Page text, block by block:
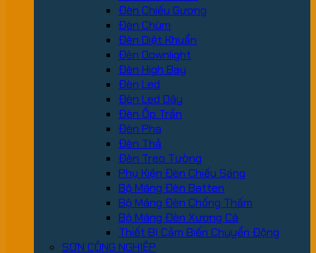
Đèn Chiếu Gương
Đèn Chùm
Đèn Diệt Khuẩn
Đèn Downlight
Đèn High Bay
Đèn Led
Đèn Led Dây
Đèn Ốp Trần
Đèn Pha
Đèn Thả
Đèn Treo Tường
Phụ Kiện Đèn Chiếu Sáng
Bộ Máng Đèn Batten
Bộ Máng Đèn Chống Thấm
Bộ Máng Đèn Xương Cá
Thiết Bị Cảm Biến Chuyển Động
SƠN CÔNG NGHIỆP